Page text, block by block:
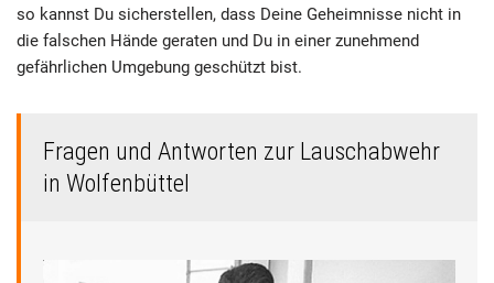
so kannst Du sicherstellen, dass Deine Geheimnisse nicht in
die falschen Hände geraten und Du in einer zunehmend
gefährlichen Umgebung geschützt bist.
Fragen und Antworten zur Lauschabwehr
in Wolfenbüttel